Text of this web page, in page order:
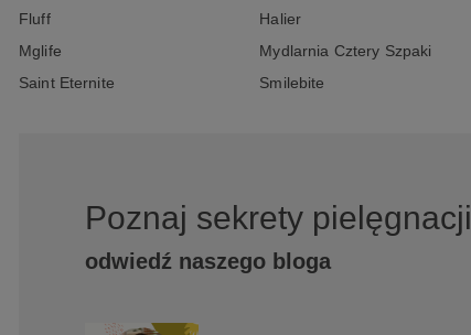
Fluff
Halier
Mglife
Mydlarnia Cztery Szpaki
Saint Eternite
Smilebite
Poznaj sekrety pielęgnacji
odwiedź naszego bloga